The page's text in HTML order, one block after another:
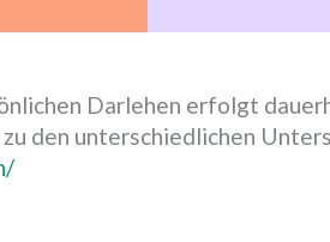
Darlehen erfolgt
den unterschiedlichen